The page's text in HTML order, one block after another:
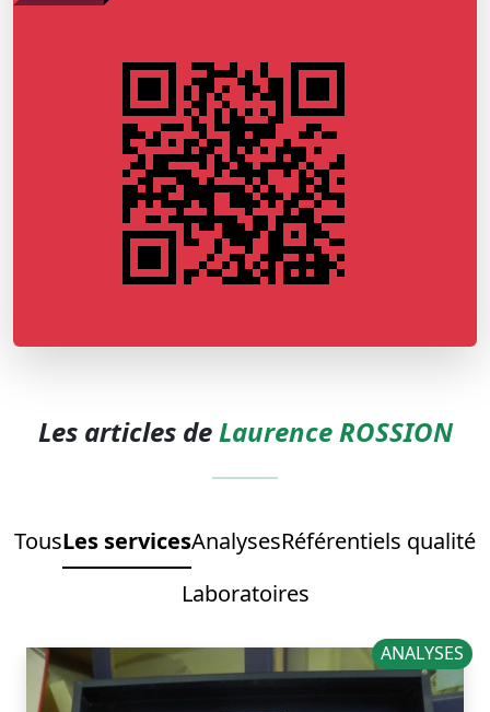
Les articles deLaurence ROSSION
TousLes servicesAnalysesRéférentiels qualité
Laboratoires
ANALYSES